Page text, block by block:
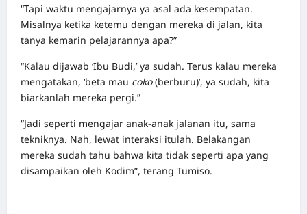
“Tapi waktu mengajarnya ya asal ada kesempatan.
Misalnya ketika ketemu dengan mereka di jalan, kita
tanya kemarin pelajarannya apa?”
“Kalau dijawab ‘Ibu Budi,’ ya sudah. Terus kalau mereka
mengatakan, ‘beta mau coko(berburu)’, ya sudah, kita
biarkanlah mereka pergi.”
“Jadi seperti mengajar anak-anak jalanan itu, sama
tekniknya. Nah, lewat interaksi itulah. Belakangan
mereka sudah tahu bahwa kita tidak seperti apa yang
disampaikan oleh Kodim”, terang Tumiso.